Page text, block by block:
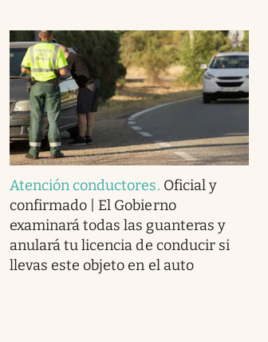
Atención conductores. Oficial y
confirmado | El Gobierno
examinará todas las guanteras y
anulará tu licencia de conducir si
llevas este objeto en el auto